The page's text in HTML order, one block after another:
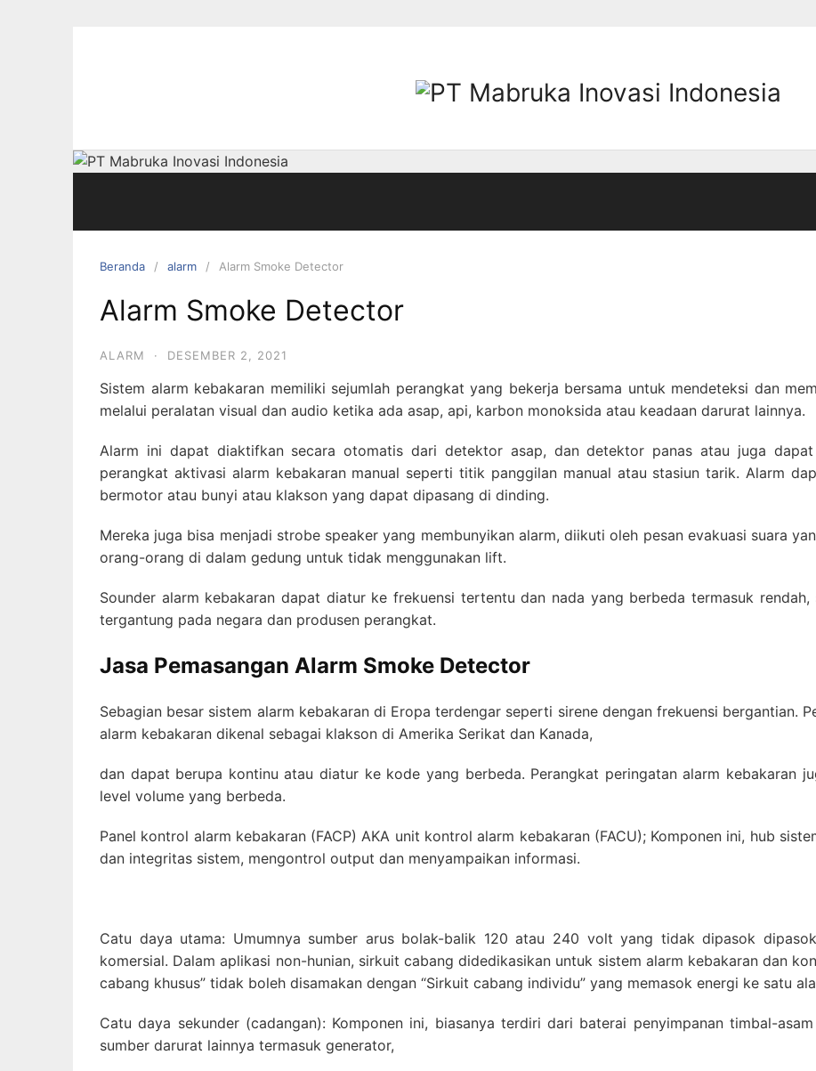
Beranda alarm Alarm Smoke Detector
Alarm Smoke Detector
ALARM · DESEMBER 2, 2021
Sistem alarm kebakaran memiliki sejumlah perangkat yang bekerja bersama untuk mendeteksi dan
melalui peralatan visual dan audio ketika ada asap, api, karbon monoksida atau keadaan darurat lainnya.
Alarm ini dapat diaktifkan secara otomatis dari detektor asap, dan detektor panas atau juga
perangkat aktivasi alarm kebakaran manual seperti titik panggilan manual atau stasiun tarik. Alarm
bermotor atau bunyi atau klakson yang dapat dipasang di dinding.
Mereka juga bisa menjadi strobe speaker yang membunyikan alarm, diikuti oleh pesan evakuasi suara
orang-orang di dalam gedung untuk tidak menggunakan lift.
Sounder alarm kebakaran dapat diatur ke frekuensi tertentu dan nada yang berbeda termasuk
tergantung pada negara dan produsen perangkat.
Jasa Pemasangan Alarm Smoke Detector
Sebagian besar sistem alarm kebakaran di Eropa terdengar seperti sirene dengan frekuensi bergantian.
alarm kebakaran dikenal sebagai klakson di Amerika Serikat dan Kanada,
dan dapat berupa kontinu atau diatur ke kode yang berbeda. Perangkat peringatan alarm kebakaran
level volume yang berbeda.
Panel kontrol alarm kebakaran (FACP) AKA unit kontrol alarm kebakaran (FACU); Komponen ini, hub
dan integritas sistem, mengontrol output dan menyampaikan informasi.
Catu daya utama: Umumnya sumber arus bolak-balik 120 atau 240 volt yang tidak dipasok
komersial. Dalam aplikasi non-hunian, sirkuit cabang didedikasikan untuk sistem alarm kebakaran dan
cabang khusus” tidak boleh disamakan dengan “Sirkuit cabang individu” yang memasok energi ke satu
Catu daya sekunder (cadangan): Komponen ini, biasanya terdiri dari baterai penyimpanan timbal-
sumber darurat lainnya termasuk generator,